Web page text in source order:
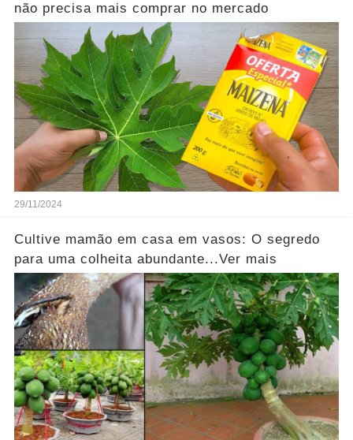
não precisa mais comprar no mercado
29/11/2024
Cultive mamão em casa em vasos: O segredo
para uma colheita abundante...Ver mais